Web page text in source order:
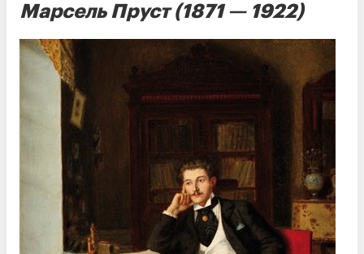
Марсель Пруст (1871 — 1922)